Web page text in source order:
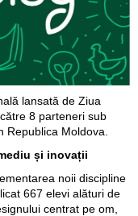
lansată de Ziua
8 parteneri sub
Republica Moldova.
și inovații
noii discipline
667 elevi alături de
centrat pe om,